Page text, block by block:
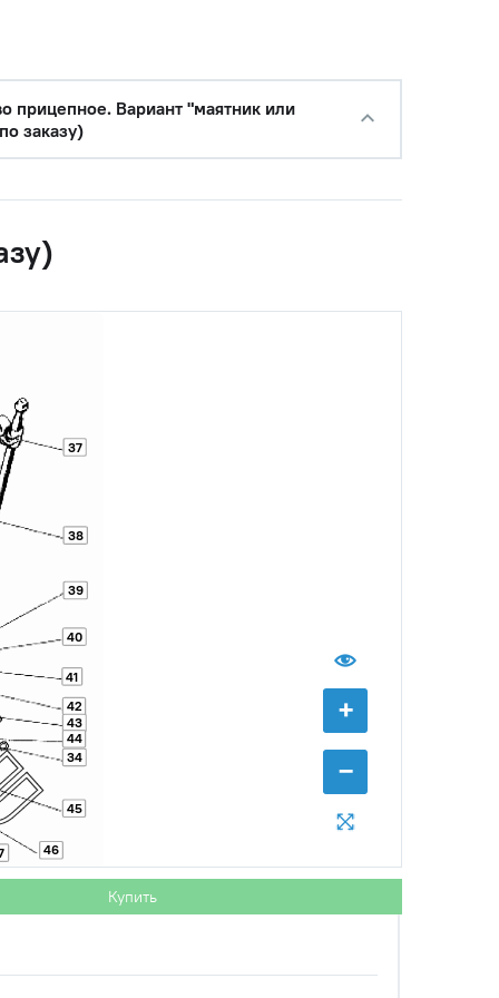
прицепное. Вариант "маятник или
заказу)
+
−
34
37
38
39
40
41
42
43
44
45
46
Купить